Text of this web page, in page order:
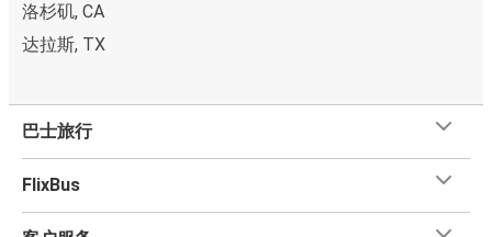
洛杉矶, CA
达拉斯, TX
巴士旅行
FlixBus